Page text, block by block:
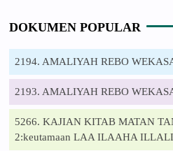
DOKUMEN POPULAR
2194. AMALIYAH REBO
2193. AMALIYAH REBO
5266. KAJIAN KITAB MATAN
2:keutamaan LAA ILAAHA